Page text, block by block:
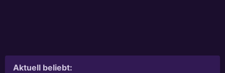
Aktuell beliebt: